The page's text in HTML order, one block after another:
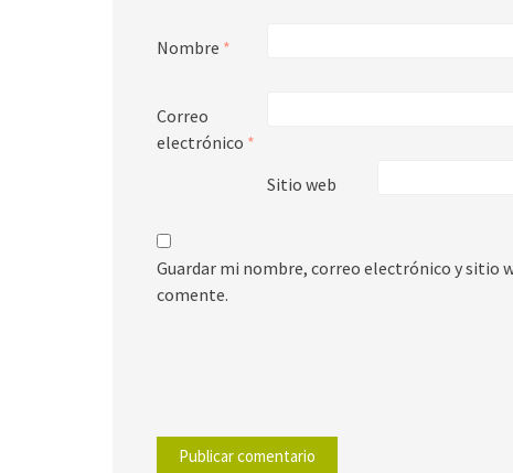
Nombre *
Correo
electrónico *
Sitio web
Guardar mi nombre, correo electrónico y sitio
comente.